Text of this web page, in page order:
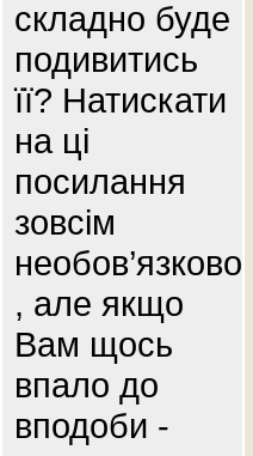
складно буде
подивитись
її? Натискати
на ці
посилання
зовсім
необов’язково
, але якщо
Вам щось
впало до
вподоби -